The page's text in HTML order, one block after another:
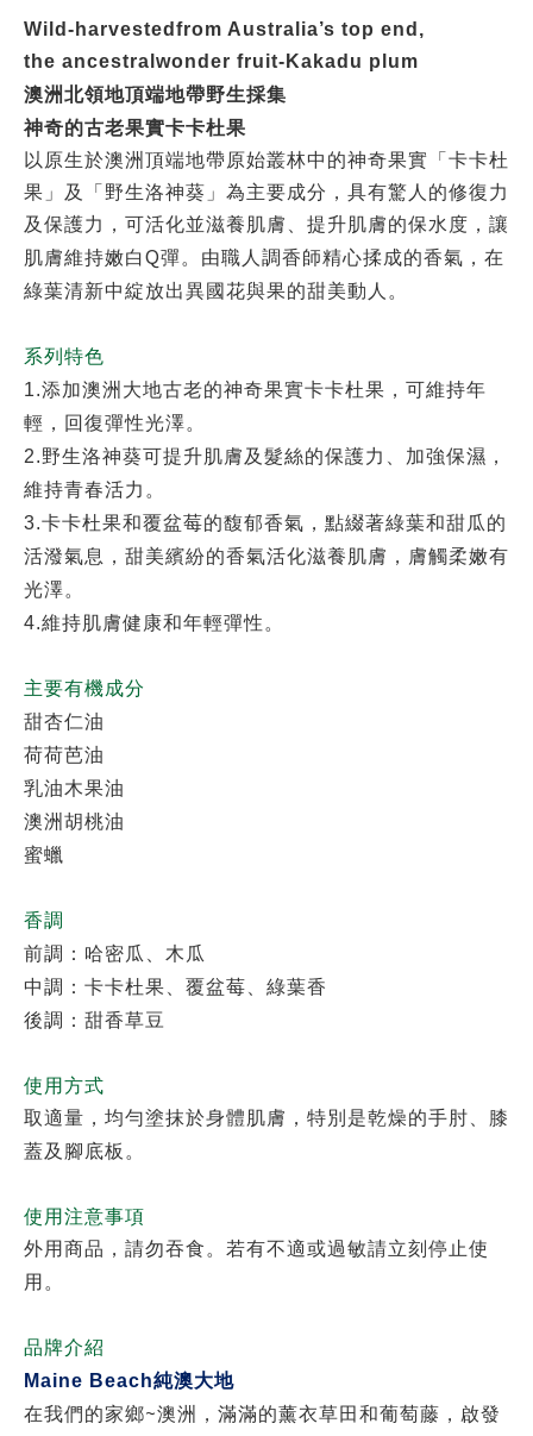
Wild-harvestedfrom Australia’s top end,
the ancestralwonder fruit-Kakadu plum
澳洲北領地頂端地帶野生採集
神奇的古老果實卡卡杜果
以原生於澳洲頂端地帶原始叢林中的神奇果實「卡卡杜
果」及「野生洛神葵」為主要成分，具有驚人的修復力
及保護力，可活化並滋養肌膚、提升肌膚的保水度，讓
肌膚維持嫩白Q彈。由職人調香師精心揉成的香氣，在
綠葉清新中綻放出異國花與果的甜美動人。
系列特色
1.添加澳洲大地古老的神奇果實卡卡杜果，可維持年
輕，回復彈性光澤。
2.野生洛神葵可提升肌膚及髮絲的保護力、加強保濕，
維持青春活力。
3.卡卡杜果和覆盆莓的馥郁香氣，點綴著綠葉和甜瓜的
活潑氣息，甜美繽紛的香氣活化滋養肌膚，膚觸柔嫩有
光澤。
4.維持肌膚健康和年輕彈性 。
主要有機成分
甜杏仁油
荷荷芭油
乳油木果油
澳洲胡桃油
蜜蠟
香調
前調：哈密瓜、木瓜
中調：卡卡杜果、覆盆莓、綠葉香
後調：甜香草豆
使用方式
取適量，均勻塗抹於身體肌膚，特別是乾燥的手肘、膝
蓋及腳底板。
使用注意事項
外用商品，請勿吞食。若有不適或過敏請立刻停止使
用。
品牌介紹
Maine Beach純澳大地
在我們的家鄉~澳洲，滿滿的薰衣草田和葡萄藤，啟發